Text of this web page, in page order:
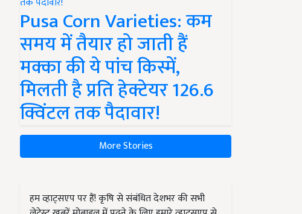
Pusa Corn Varieties: कम
समय में तैयार हो जाती हैं
मक्का की ये पांच किस्में,
मिलती है प्रति हेक्टेयर 126.6
क्विंटल तक पैदावार!
More Stories
हम व्हाट्सएप पर हैं! कृषि से संबंधित देशभर की सभी